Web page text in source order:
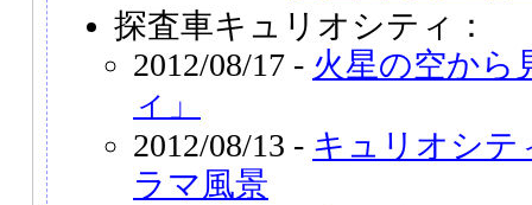
探査車キュリオシティ：
2012/08/17 - 火星の空から
ィ」
2012/08/13 - キュリオシテ
ラマ風景